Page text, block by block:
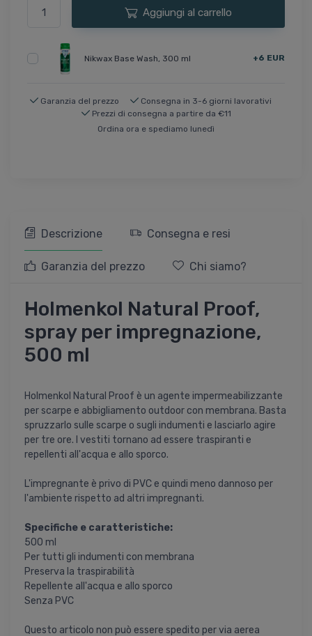
Aggiungi al carrello
Nikwax Base Wash, 300 ml +6 EUR
Garanzia del prezzo
Consegna in 3-6 giorni lavorativi
Prezzi di consegna a partire da €11
Ordina ora e spediamo lunedì
Descrizione Consegna e resi
Garanzia del prezzo Chi siamo?
Holmenkol Natural Proof,
spray per impregnazione,
500 ml
Holmenkol Natural Proof è un agente impermeabilizzante
per scarpe e abbigliamento outdoor con membrana. Basta
spruzzarlo sulle scarpe o sugli indumenti e lasciarlo agire
per tre ore. I vestiti tornano ad essere traspiranti e
repellenti all'acqua e allo sporco.
L'impregnante è privo di PVC e quindi meno dannoso per
l'ambiente rispetto ad altri impregnanti.
Specifiche e caratteristiche:
500 ml
Per tutti gli indumenti con membrana
Preserva la traspirabilità
Repellente all'acqua e allo sporco
Senza PVC
Questo articolo non può essere spedito per via aerea